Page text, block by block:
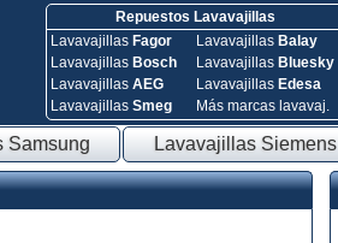
Repuestos Lavavajillas
Lavavajillas Fagor
Lavavajillas Bosch
Lavavajillas AEG
Lavavajillas Smeg
Lavavajillas Balay
Lavavajillas Bluesky
Lavavajillas Edesa
Más marcas lavavaj.
Samsung Lavavajillas Siemens